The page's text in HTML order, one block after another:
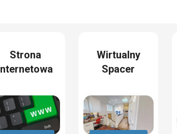
Strona
Internetowa
Wirtualny
Spacer